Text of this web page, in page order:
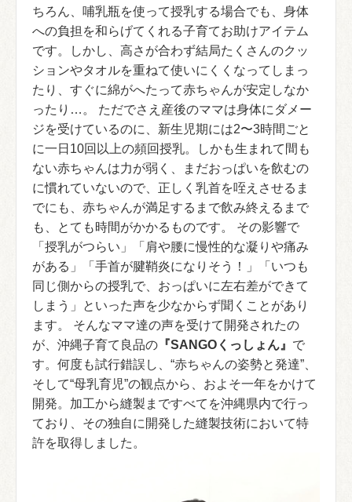
ちろん、哺乳瓶を使って授乳する場合でも、身体
への負担を和らげてくれる子育てお助けアイテム
です。しかし、高さが合わず結局たくさんのクッ
ションやタオルを重ねて使いにくくなってしまっ
たり、すぐに綿がへたって赤ちゃんが安定しなか
ったり…。 ただでさえ産後のママは身体にダメー
ジを受けているのに、新生児期には2〜3時間ごと
に一日10回以上の頻回授乳。しかも生まれて間も
ない赤ちゃんは力が弱く、まだおっぱいを飲むの
に慣れていないので、正しく乳首を咥えさせるま
でにも、赤ちゃんが満足するまで飲み終えるまで
も、とても時間がかかるものです。 その影響で
「授乳がつらい」「肩や腰に慢性的な凝りや痛み
がある」「手首が腱鞘炎になりそう！」「いつも
同じ側からの授乳で、おっぱいに左右差ができて
しまう」といった声を少なからず聞くことがあり
ます。 そんなママ達の声を受けて開発されたの
が、沖縄子育て良品の 『SANGOくっしょん』 で
す。何度も試行錯誤し、“赤ちゃんの姿勢と発達”、
そして“母乳育児”の観点から、およそ一年をかけて
開発。加工から縫製まですべてを沖縄県内で行っ
ており、その独自に開発した縫製技術において特
許を取得しました。